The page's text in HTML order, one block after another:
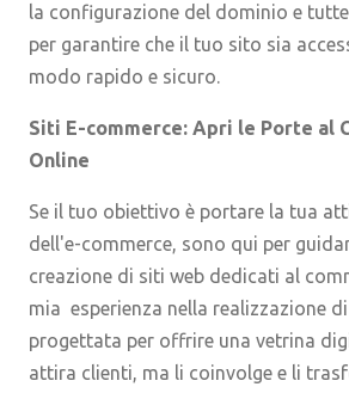
la configurazione del dominio e
per garantire che il tuo sito sia
modo rapido e sicuro.
Siti E-commerce: Apri le Porte al
Online
Se il tuo obiettivo è portare la tua
dell'e-commerce, sono qui per
creazione di siti web dedicati al
mia esperienza nella realizzazione
progettata per offrire una vetrina
attira clienti, ma li coinvolge e li